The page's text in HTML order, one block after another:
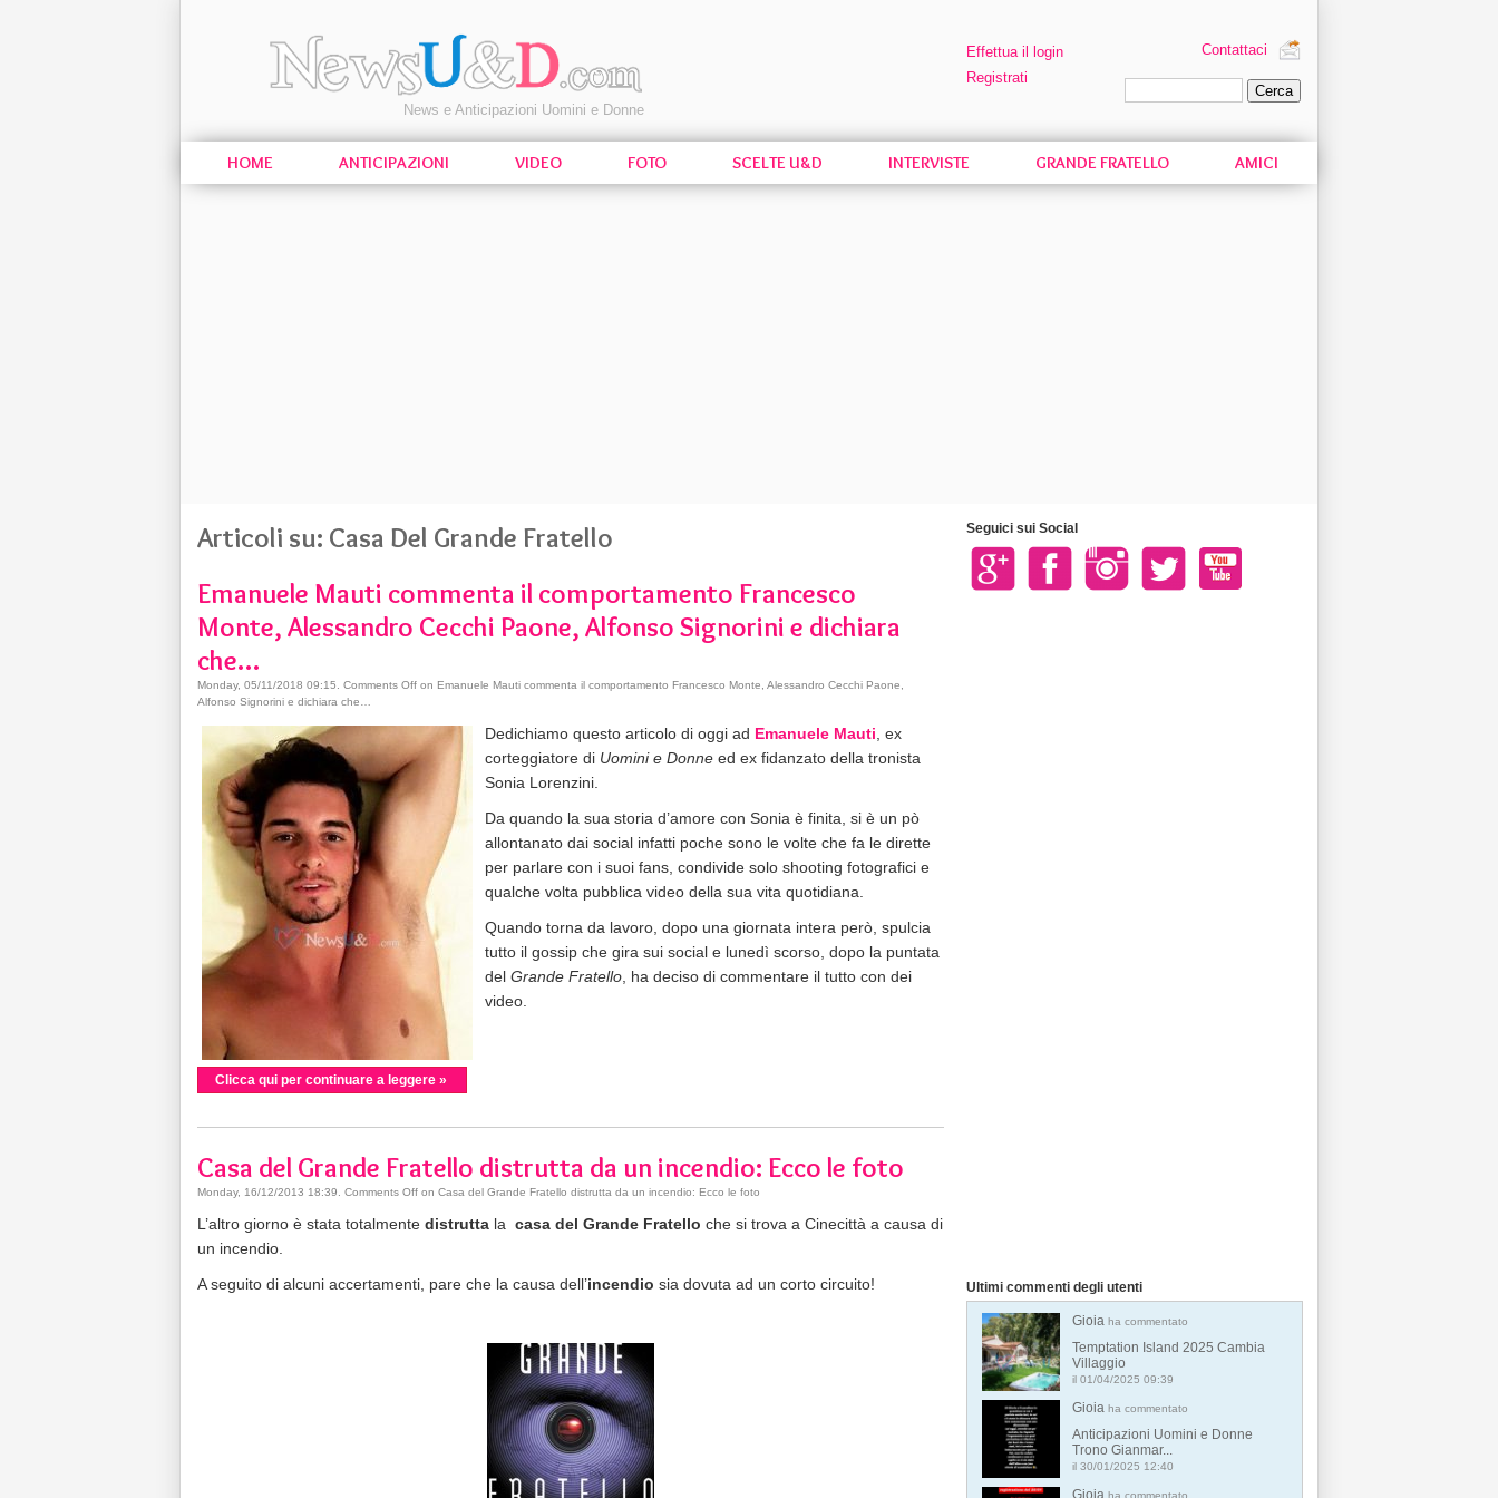
News e Anticipazioni Uomini e Donne
Effettua il login
Registrati
Contattaci
HOME ANTICIPAZIONI VIDEO FOTO SCELTE U&D INTERVISTE GRANDE FRATELLO AMICI
Articoli su: Casa Del Grande Fratello
Emanuele Mauti commenta il comportamento Francesco
Monte, Alessandro Cecchi Paone, Alfonso Signorini e dichiara
che…
Monday, 05/11/2018 09:15 Comments Off on Emanuele Mauti commenta il comportamento Francesco Monte, Alessandro Cecchi Paone,
Alfonso Signorini e dichiara che…
Dedichiamo questo articolo di oggi ad Emanuele Mauti , ex
corteggiatore di Uomini e Donne ed ex fidanzato della tronista
Sonia Lorenzini.
Da quando la sua storia d’amore con Sonia è finita, si è un pò
allontanato dai social infatti poche sono le volte che fa le dirette
per parlare con i suoi fans, condivide solo shooting fotografici e
qualche volta pubblica video della sua vita quotidiana.
Quando torna da lavoro, dopo una giornata intera però, spulcia
tutto il gossip che gira sui social e lunedì scorso, dopo la puntata
del Grande Fratello , ha deciso di commentare il tutto con dei
video.
Clicca qui per continuare a leggere »
Casa del Grande Fratello distrutta da un incendio: Ecco le foto
Monday, 16/12/2013 18:39 Comments Off on Casa del Grande Fratello distrutta da un incendio: Ecco le foto
L’altro giorno è stata totalmente distrutta la casa del Grande Fratello che si trova a Cinecittà a causa di
un incendio.
A seguito di alcuni accertamenti, pare che la causa dell’incendio sia dovuta ad un corto circuito!
Seguici sui Social
Ultimi commenti degli utenti
Gioia ha commentato
Temptation Island 2025 Cambia
Villaggio
il 01/04/2025 09:39
Gioia ha commentato
Anticipazioni Uomini e Donne
Trono Gianmar...
il 30/01/2025 12:40
Gioia ha commentato